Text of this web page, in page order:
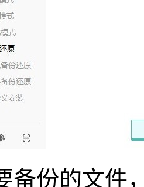
备份的文件